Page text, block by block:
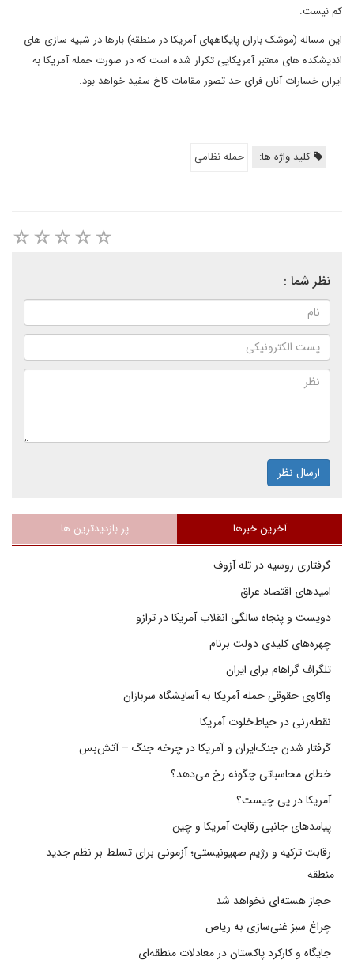
کم نیست.
این مساله (موشک باران پایگاههای آمریکا در منطقه) بارها در شبیه سازی های
اندیشکده های معتبر آمریکایی تکرار شده است که در صورت حمله آمریکا به
ایران خسارات آنان فرای حد تصور مقامات کاخ سفید خواهد بود.
کلید واژه ها: حمله نظامی
نظر شما :
ارسال نظر
آخرین خبرها پر بازدیدترین ها
گرفتاری روسیه در تله آزوف
امیدهای اقتصاد عراق
دویست و پنجاه سالگی انقلاب آمریکا در ترازو
چهره‌های کلیدی دولت برنام
تلگراف گراهام برای ایران
واکاوی حقوقی حمله آمریکا به آسایشگاه سربازان
نقطه‌زنی در حیاط‌خلوت آمریکا
گرفتار شدن جنگ‌ایران و آمریکا در چرخه جنگ – آتش‌بس
خطای محاسباتی چگونه رخ می‌دهد؟
آمریکا در پی چیست؟
پیامدهای جانبی رقابت آمریکا و چین
رقابت ترکیه و رژیم صهیونیستی؛ آزمونی برای تسلط بر نظم جدید
منطقه
حجاز هسته‌ای نخواهد شد
چراغ سبز غنی‌سازی به ریاض
جایگاه و کارکرد پاکستان در معادلات منطقه‌ای